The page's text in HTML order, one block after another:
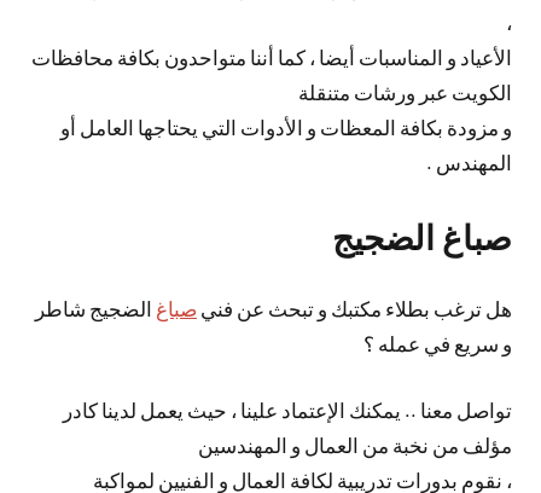
،
الأعياد و المناسبات أيضا ، كما أننا متواحدون بكافة محافظات
الكويت عبر ورشات متنقلة
و مزودة بكافة المعظات و الأدوات التي يحتاجها العامل أو
المهندس .
صباغ الضجيج
هل ترغب بطلاء مكتبك و تبحث عن فني صباغ الضجيج شاطر
و سريع في عمله ؟
تواصل معنا .. يمكنك الإعتماد علينا ، حيث يعمل لدينا كادر
مؤلف من نخبة من العمال و المهندسين
، نقوم بدورات تدريبية لكافة العمال و الفنيين لمواكبة